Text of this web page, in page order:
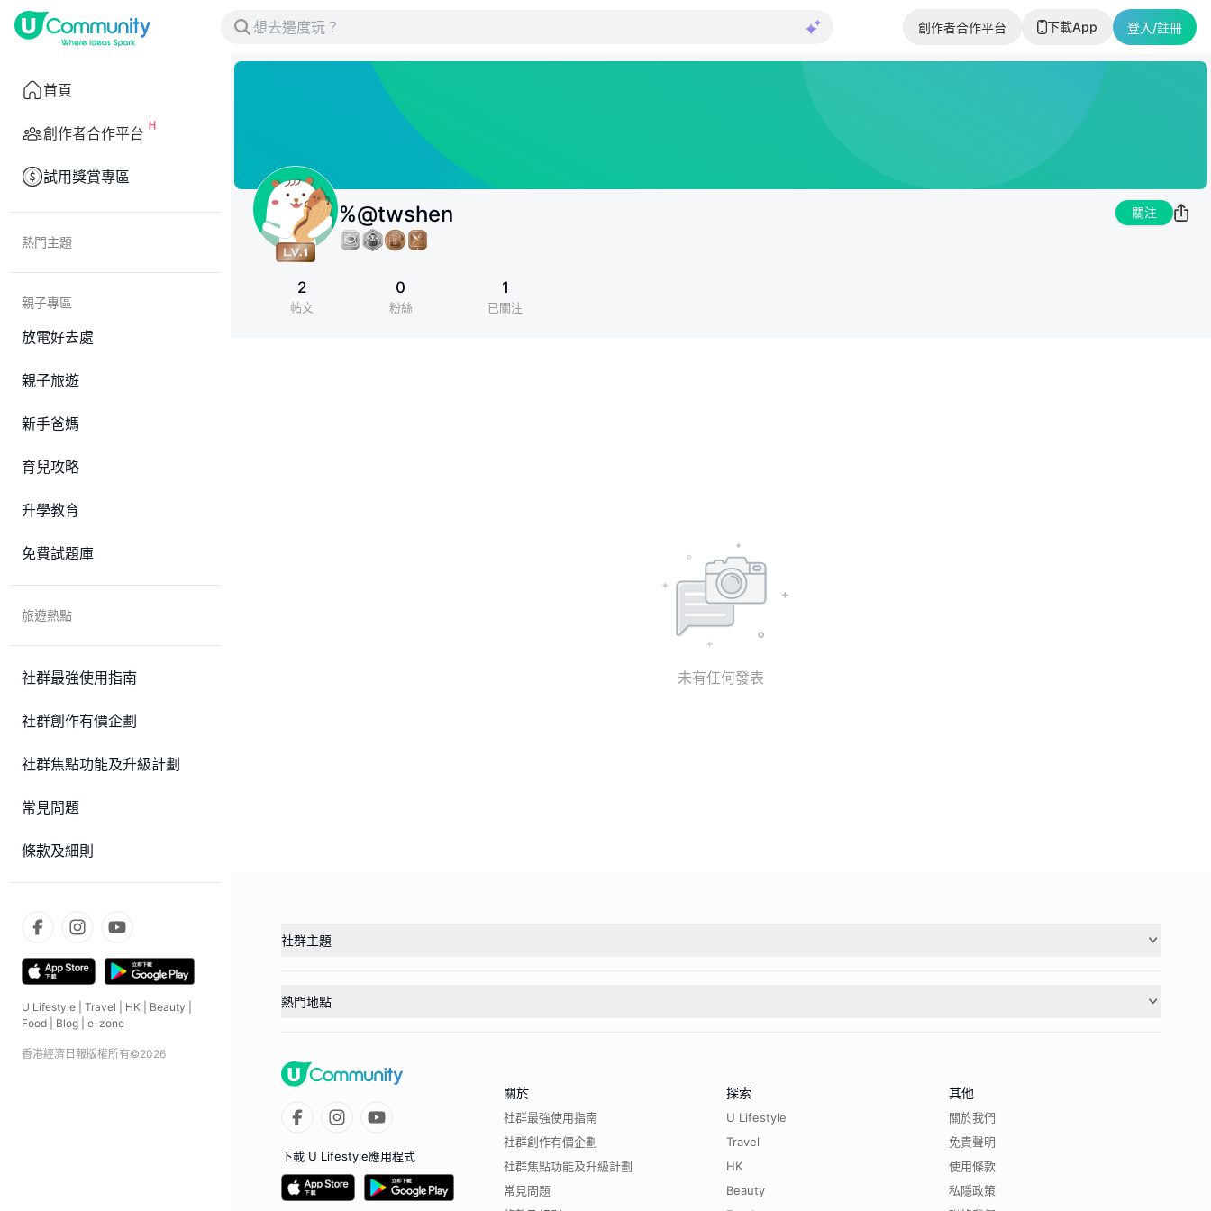
創作者合作平台 下載App 登入/註冊
首頁
創作者合作平台
試用獎賞專區
熱門主題
親子專區
放電好去處
親子旅遊
新手爸媽
育兒攻略
升學教育
免費試題庫
旅遊熱點
社群最強使用指南
社群創作有價企劃
社群焦點功能及升級計劃
常見問題
條款及細則
U Lifestyle Travel HK Beauty
Food
Blog e-zone
香港經濟日報版權所有©2026
%@twshen 關注
2
帖文
0
粉絲
1
已關注
未有任何發表
社群主題
熱門地點
下載 U Lifestyle應用程式
關於
社群最強使用指南
社群創作有價企劃
社群焦點功能及升級計劃
常見問題
探索
U Lifestyle
Travel
HK
Beauty
其他
關於我們
免責聲明
使用條款
私隱政策